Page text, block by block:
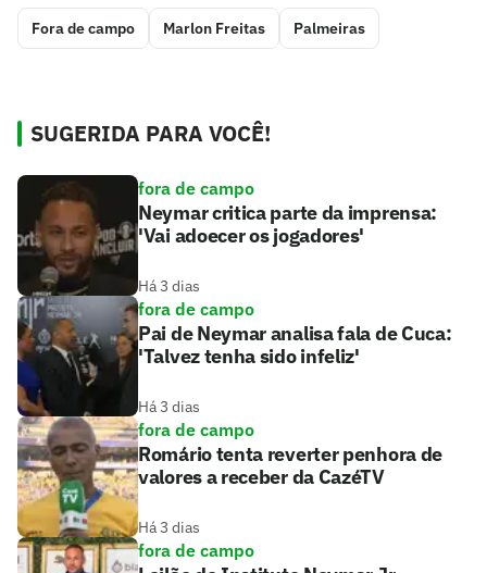
Fora de campo Marlon Freitas Palmeiras
SUGERIDA PARA VOCÊ!
fora de campo
Neymar critica parte da imprensa:
'Vai adoecer os jogadores'
Há 3 dias
fora de campo
Pai de Neymar analisa fala de Cuca:
'Talvez tenha sido infeliz'
Há 3 dias
fora de campo
Romário tenta reverter penhora de
valores a receber da CazéTV
Há 3 dias
fora de campo